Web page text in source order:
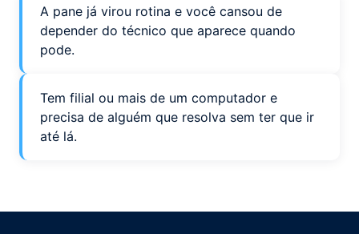
A pane já virou rotina e você cansou de
depender do técnico que aparece quando
pode.
Tem filial ou mais de um computador e
precisa de alguém que resolva sem ter que ir
até lá.